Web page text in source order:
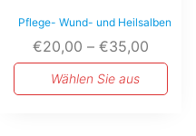
Pflege- Wund- und Heilsalben
€20,00 – €35,00
bis
Wählen Sie aus